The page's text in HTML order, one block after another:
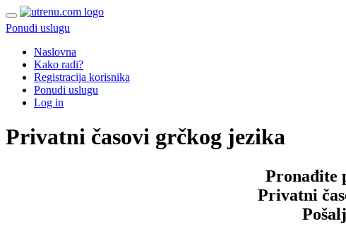
Ponudi uslugu
Naslovna
Kako radi?
Registracija korisnika
Ponudi uslugu
Log in
Privatni časovi grčkog jezika
Pronađite
Privatni